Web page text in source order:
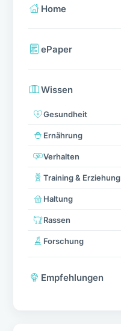
Home
ePaper
Wissen
Gesundheit
Ernährung
Verhalten
Training & Erziehung
Haltung
Rassen
Forschung
Empfehlungen